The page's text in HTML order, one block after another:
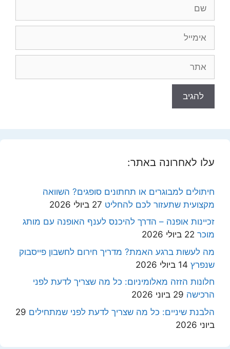
עלו לאחרונה באתר:
חיתולים למבוגרים או תחתונים סופגים? השוואה
מקצועית שתעזור לכם להחליט 27 ביולי 2026
זכיינות אופנה – הדרך להיכנס לענף האופנה עם מותג
מוכר 22 ביולי 2026
מה לעשות ברגע האמת? מדריך חירום לחשבון פייסבוק
שנפרץ 14 ביולי 2026
חלונות הזזה מאלומיניום: כל מה שצריך לדעת לפני
הרכישה 29 ביוני 2026
הלבנת שיניים: כל מה שצריך לדעת לפני שמתחילים 29
ביוני 2026